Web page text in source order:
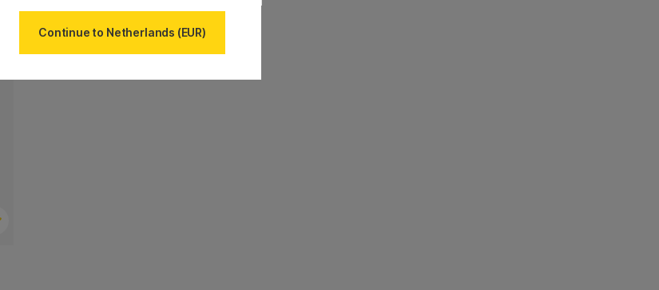
Continue to Netherlands (EUR)